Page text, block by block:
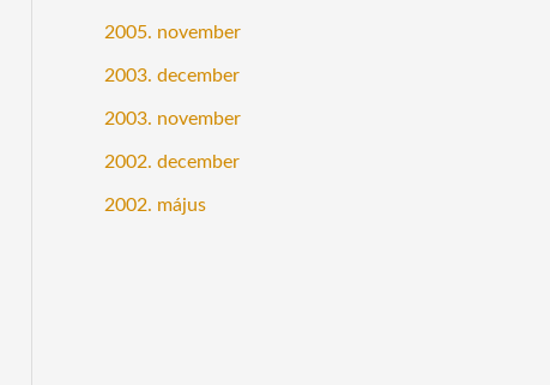
2005. november
2003. december
2003. november
2002. december
2002. május